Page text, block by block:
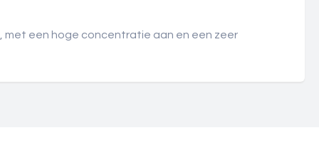
een hoge concentratie aan en een zeer